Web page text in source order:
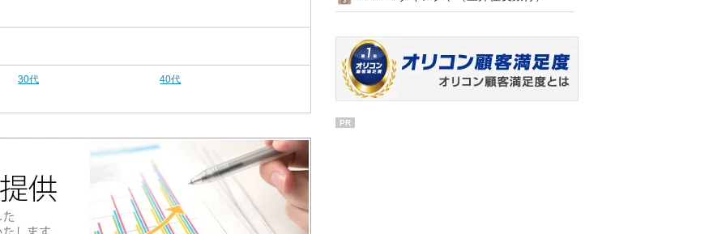
30代 40代
PR